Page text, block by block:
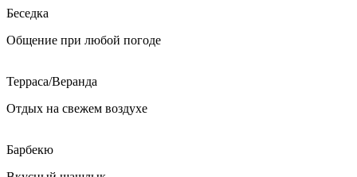
Беседка
Общение при любой погоде
Терраса/Веранда
Отдых на свежем воздухе
Барбекю